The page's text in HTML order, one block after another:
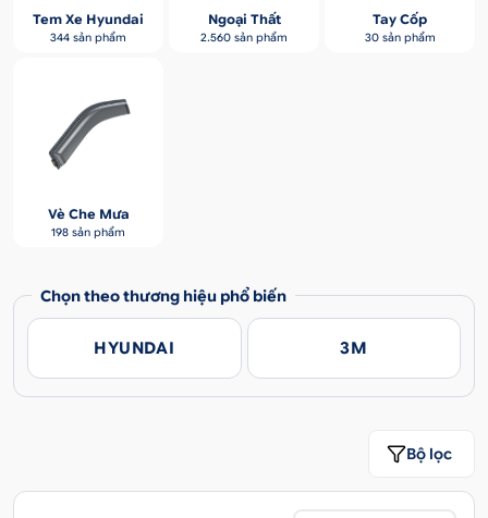
Tem Xe Hyundai
344 sản phẩm
Ngoại Thất
2.560 sản phẩm
Tay Cốp
30 sản phẩm
Vè Che Mưa
198 sản phẩm
Chọn theo thương hiệu phổ biến
HYUNDAI 3M
Bộ lọc